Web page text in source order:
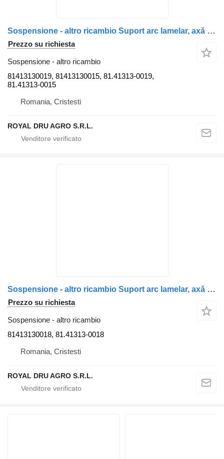
Sospensione - altro ricambio Suport arc lamelar, axă față stânga 81413130019 per camion MAN TGS 26.360
Prezzo su richiesta
Sospensione - altro ricambio
81413130019, 81413130015, 81.41313-0019,
81.41313-0015
Romania, Cristesti
ROYAL DRU AGRO S.R.L.
Sospensione - altro ricambio Suport arc lamelar, axă față dreapta 81413130018 per camion MAN TGS 26.360
Prezzo su richiesta
Sospensione - altro ricambio
81413130018, 81.41313-0018
Romania, Cristesti
ROYAL DRU AGRO S.R.L.